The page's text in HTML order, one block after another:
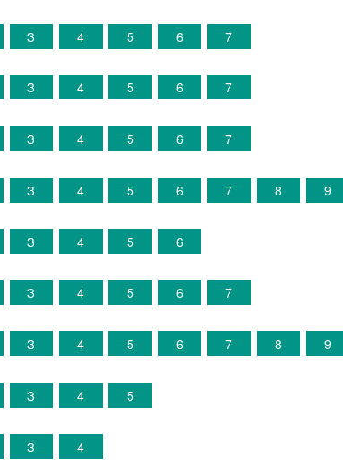
3 4 5 6 7
3 4 5 6 7
3 4 5 6 7
3 4 5 6 7 8 9
3 4 5 6
3 4 5 6 7
3 4 5 6 7 8 9
3 4 5
3 4